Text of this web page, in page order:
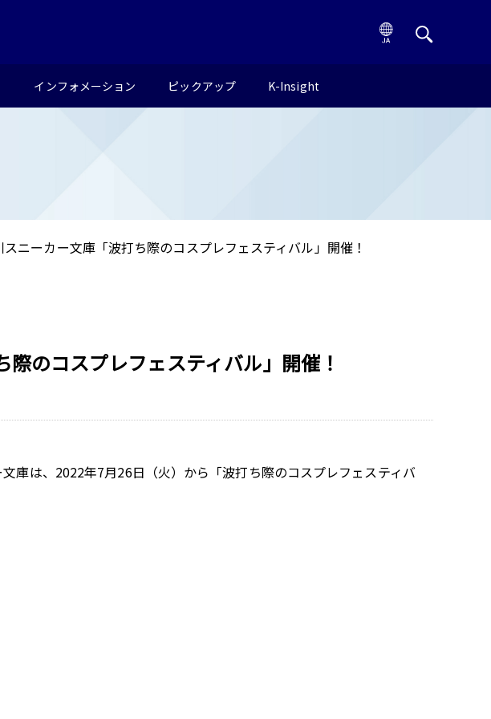
インフォメーション ピックアップ K-Insight
ニーカー文庫「波打ち際のコスプレフェスティバル」開催！
のコスプレフェスティバル」開催！
庫は、2022年7月26日（火）から「波打ち際のコスプレフェスティバ